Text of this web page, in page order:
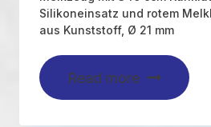
Silikoneinsatz und rotem
aus Kunststoff, Ø 21 mm
Read more